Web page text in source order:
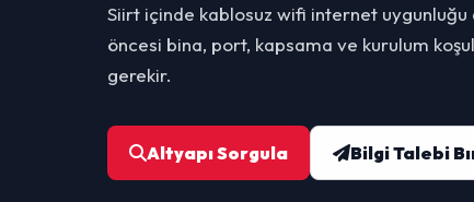
Siirt içinde kablosuz wifi internet
öncesi bina, port, kapsama ve kurulum
gerekir.
Altyapı Sorgula Bilgi Talebi